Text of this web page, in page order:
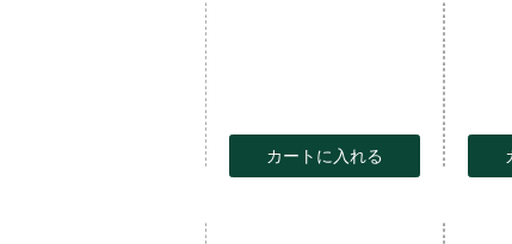
カートに入れる